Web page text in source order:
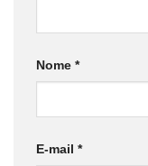
Nome *
E-mail *